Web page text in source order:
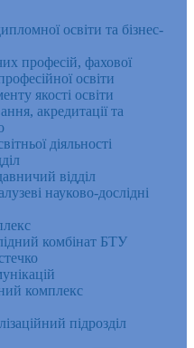
освіти та бізнес-
професій, фахової
освіти
якості освіти
акредитації та
діяльності
відділ
науково-дослідні
комбінат БТУ
комплекс
підрозділ